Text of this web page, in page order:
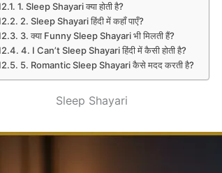
1. Sleep Shayari क्या होती है?
2. Sleep Shayari हिंदी में कहाँ पाएँ?
3. क्या Funny Sleep Shayari भी मिलती हैं?
4. I Can’t Sleep Shayari हिंदी में कैसी होती है?
5. Romantic Sleep Shayari कैसे मदद करती है?
Sleep Shayari